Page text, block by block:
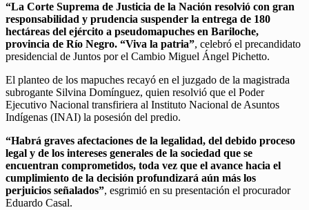
“La Corte Suprema de Justicia de la Nación resolvió con gran
responsabilidad y prudencia suspender la entrega de 180
hectáreas del ejército a pseudomapuches en Bariloche,
provincia de Río Negro. “Viva la patria”, celebró el precandidato
presidencial de Juntos por el Cambio Miguel Ángel Pichetto.
El planteo de los mapuches recayó en el juzgado de la magistrada
subrogante Silvina Domínguez, quien resolvió que el Poder
Ejecutivo Nacional transfiriera al Instituto Nacional de Asuntos
Indígenas (INAI) la posesión del predio.
“Habrá graves afectaciones de la legalidad, del debido proceso
legal y de los intereses generales de la sociedad que se
encuentran comprometidos, toda vez que el avance hacia el
cumplimiento de la decisión profundizará aún más los
perjuicios señalados”, esgrimió en su presentación el procurador
Eduardo Casal.